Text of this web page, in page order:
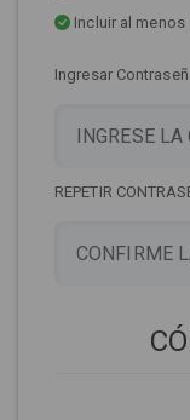
Incluir al menos
Ingresar
REPETIR